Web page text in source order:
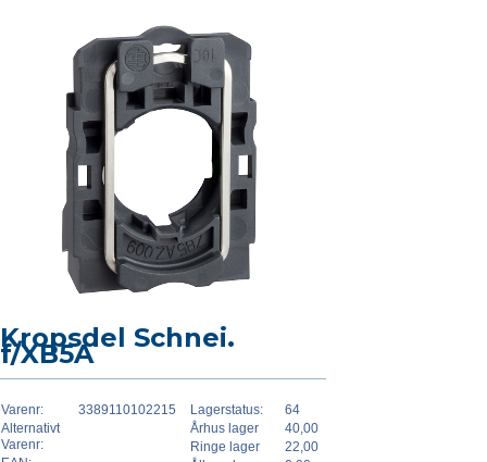
Kropsdel Schnei.
f/XB5A
Varenr:
3389110102215
Alternativt
Varenr:
Lagerstatus:
64
Århus lager
40,00
Ringe lager
22,00